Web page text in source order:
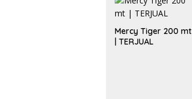
Mercy Tiger 200 mt
| TERJUAL